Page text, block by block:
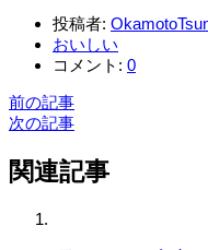
投稿者:
おいしい
コメント: 0
前の記事
次の記事
関連記事